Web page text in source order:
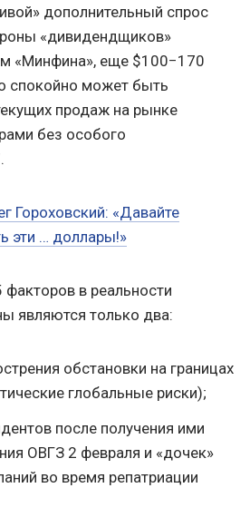
дополнительный спрос
«дивидендщиков»
«Минфина», еще $100−170
спокойно может быть
продаж на рынке
без особого
Гороховский: «Давайте
эти … доллары!»
в реальности
являются только два:
обстановки на границах
глобальные риски);
после получения ими
ОВГЗ 2 февраля и «дочек»
во время репатриации